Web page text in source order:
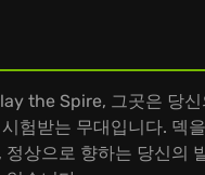
the Spire, 그곳은 당
험받는 무대입니다. 덱
정상으로 향하는 당신의